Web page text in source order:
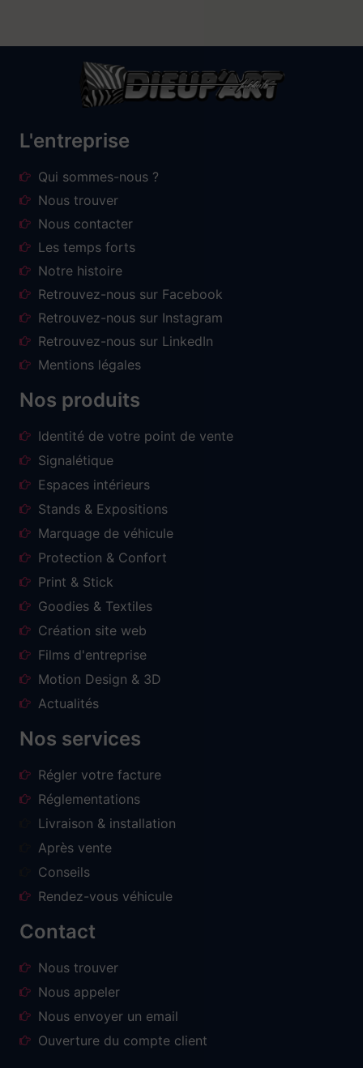
L'entreprise
Qui sommes-nous ?
Nous trouver
Nous contacter
Les temps forts
Notre histoire
Retrouvez-nous sur Facebook
Retrouvez-nous sur Instagram
Retrouvez-nous sur LinkedIn
Mentions légales
Nos produits
Identité de votre point de vente
Signalétique
Espaces intérieurs
Stands & Expositions
Marquage de véhicule
Protection & Confort
Print & Stick
Goodies & Textiles
Création site web
Films d'entreprise
Motion Design & 3D
Actualités
Nos services
Régler votre facture
Réglementations
Livraison & installation
Après vente
Conseils
Rendez-vous véhicule
Contact
Nous trouver
Nous appeler
Nous envoyer un email
Ouverture du compte client